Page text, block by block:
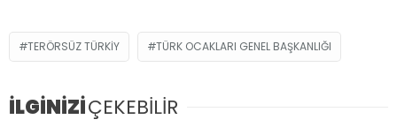
TERÖRSÜZ TÜRKIY TÜRK OCAKLARI GENEL BAŞKANLIĞI
İLGİNİZİÇEKEBİLİR